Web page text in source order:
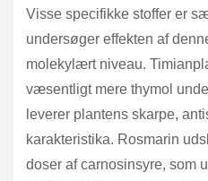
Visse specifikke stoffer er
undersøger effekten af
molekylært niveau.
væsentligt mere thymol
leverer plantens skarpe,
karakteristika. Rosmarin
doser af carnosinsyre, som